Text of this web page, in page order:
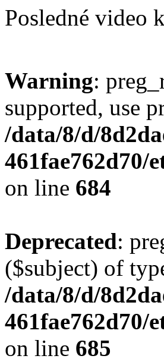
Posledné video
Warning:
supported, use
/data/8/d/
461fae762d70/
on line 684
Deprecated:
($subject) of
/data/8/d/
461fae762d70/
on line 685